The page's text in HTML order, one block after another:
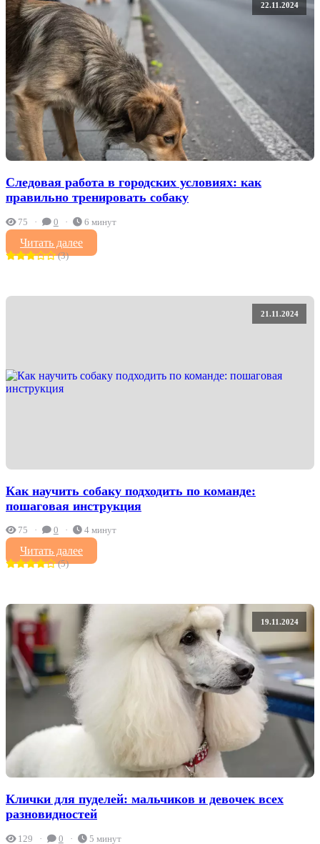
22.11.2024
Следовая работа в городских условиях: как
правильно тренировать собаку
75 0 6 минут
Читать далее
(3)
21.11.2024
Как научить собаку подходить по команде:
пошаговая инструкция
75 0 4 минут
Читать далее
(5)
19.11.2024
Клички для пуделей: мальчиков и девочек всех
разновидностей
129 0 5 минут